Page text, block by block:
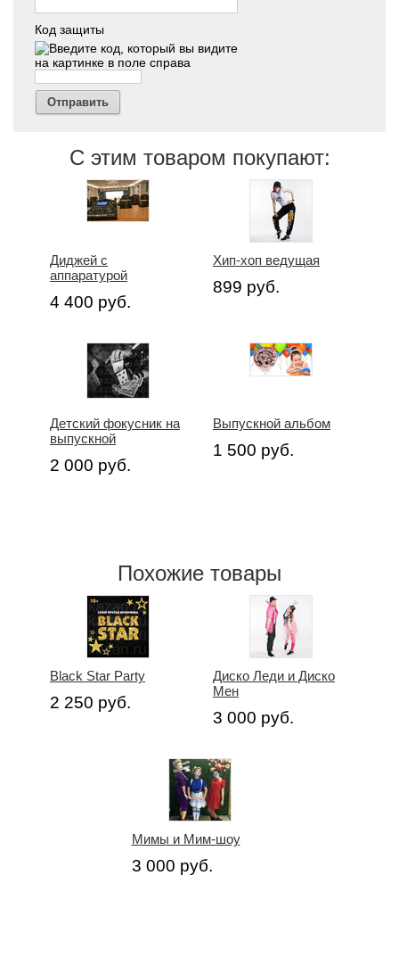
Код защиты
Отправить
С этим товаром покупают:
Диджей с
аппаратурой
4 400 руб.
Хип-хоп ведущая
899 руб.
Детский фокусник на
выпускной
2 000 руб.
Выпускной альбом
1 500 руб.
Похожие товары
Black Star Party
2 250 руб.
Диско Леди и Диско
Мен
3 000 руб.
Мимы и Мим-шоу
3 000 руб.